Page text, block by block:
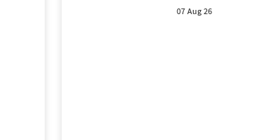
07 Aug 26